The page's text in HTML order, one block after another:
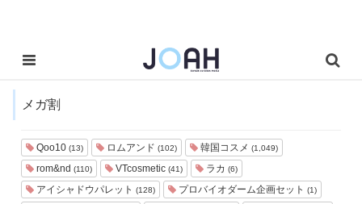
メガ割
Qoo10 (13) ロムアンド (102) 韓国コスメ (1,049)
rom&nd (110) VTcosmetic (41) ラカ (6)
アイシャドウパレット (128) プロバイオダーム企画セット (1)